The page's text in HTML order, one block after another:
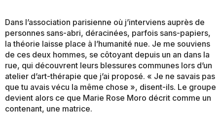
Dans l’association parisienne où j’interviens auprès de
personnes sans-abri, déracinées, parfois sans-papiers,
la théorie laisse place à l’humanité nue. Je me souviens
de ces deux hommes, se côtoyant depuis un an dans la
rue, qui découvrent leurs blessures communes lors d’un
atelier d’art-thérapie que j’ai proposé. « Je ne savais pas
que tu avais vécu la même chose », disent-ils. Le groupe
devient alors ce que Marie Rose Moro décrit comme un
contenant, une matrice.